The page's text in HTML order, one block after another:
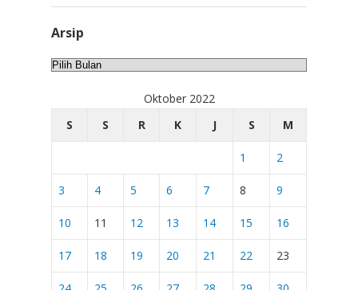
Arsip
Arsip
Oktober 2022
S
S R K J S M
1 2
3 4 5 6 7 8 9
10 11 12 13 14 15 16
17 18 19 20 21 22 23